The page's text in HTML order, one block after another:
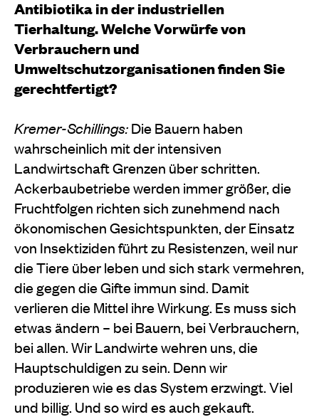
Antibiotika in der industriellen
Tierhaltung. Welche Vorwürfe von
Verbrauchern und
Umweltschutzorganisationen finden Sie
gerechtfertigt?
Kremer-Schillings:Die Bauern haben
wahrscheinlich mit der intensiven
Landwirtschaft Grenzen über­ schritten.
Ackerbaubetriebe werden immer größer, die
Fruchtfolgen richten sich zunehmend nach
öko­nomischen Gesichtspunkten, der Einsatz
von Insek­tiziden führt zu Resistenzen, weil nur
die Tiere über­ leben und sich stark vermehren,
die gegen die Gifte immun sind. Damit
verlieren die Mittel ihre Wir­kung. Es muss sich
etwas ändern – bei Bauern, bei Verbrauchern,
bei allen. Wir Landwirte wehren uns, die
Hauptschuldigen zu sein. Denn wir
produzieren wie es das System erzwingt. Viel
und billig. Und so wird es auch gekauft.